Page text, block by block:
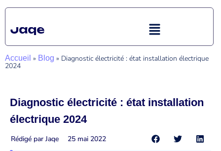
Accueil » Blog » Diagnostic électricité : état installation électrique
2024
Diagnostic électricité : état installation
électrique 2024
Rédigé parJaqe 25 mai 2022